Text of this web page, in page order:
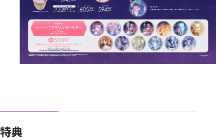
特典